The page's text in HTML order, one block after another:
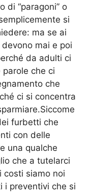
di “paragoni” o
si
ma se ai
mai e poi
da adulti ci
che ci
che
ci si concentra
furbetti che
con delle
una qualche
che a tutelarci
costi siamo noi
i preventivi che si